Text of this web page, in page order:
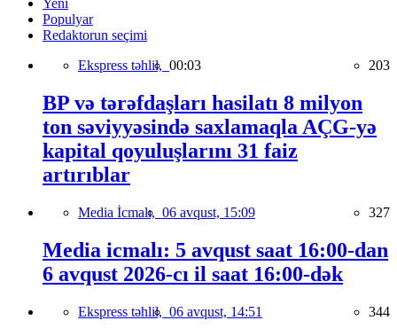
Yeni
Populyar
Redaktorun seçimi
Ekspress təhlil, 00:03 203
BP və tərəfdaşları hasilatı 8 milyon
ton səviyyəsində saxlamaqla AÇG-yə
kapital qoyuluşlarını 31 faiz
artırıblar
Media İcmalı, 06 avqust, 15:09 327
Media icmalı: 5 avqust saat 16:00-dan
6 avqust 2026-cı il saat 16:00-dək
Ekspress təhlil, 06 avqust, 14:51 344